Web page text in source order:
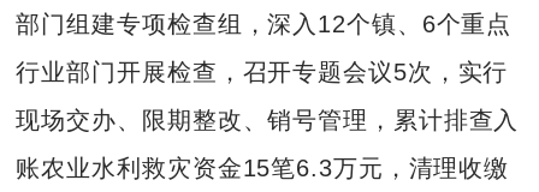
部门组建专项检查组，深入12个镇、6个重点
行业部门开展检查，召开专题会议5次，实行
现场交办、限期整改、销号管理，累计排查入
账农业水利救灾资金15笔6.3万元，清理收缴